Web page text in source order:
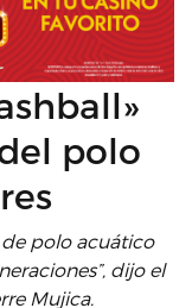
polo
de polo acuático
dijo el
Mujica.